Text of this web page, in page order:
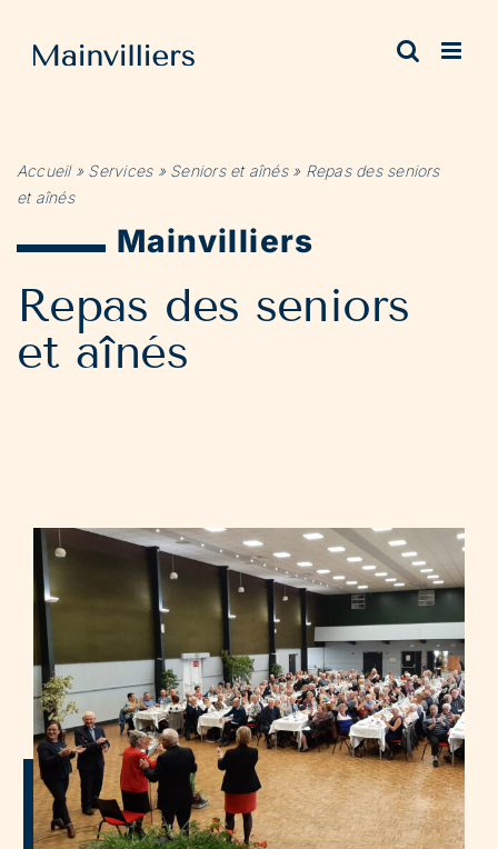
contenu
Accueil» Services» Seniors et aînés» Repas des seniors
et aînés
Mainvilliers
Repas des seniors
et aînés